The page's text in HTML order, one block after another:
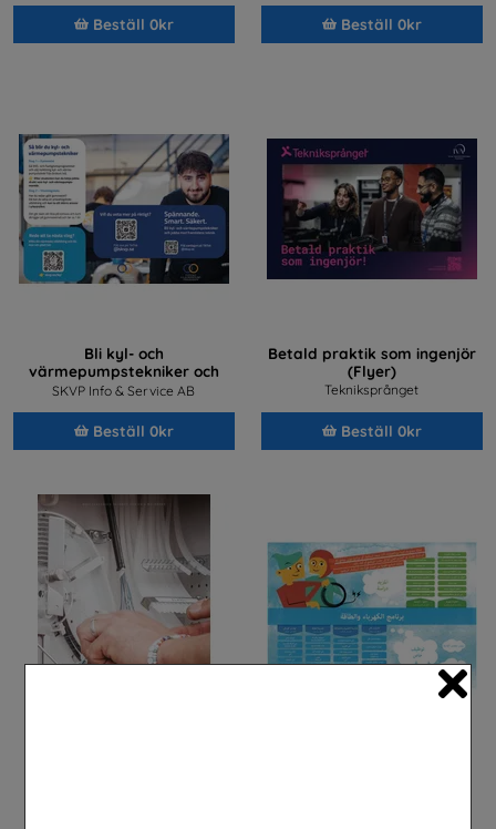
Beställ 0kr Beställ 0kr
Bli kyl- och
värmepumpstekniker och
jobba med framtidens teknik
SKVP Info & Service AB
Beställ 0kr
Betald praktik som ingenjör
(Flyer)
Tekniksprånget
Beställ 0kr